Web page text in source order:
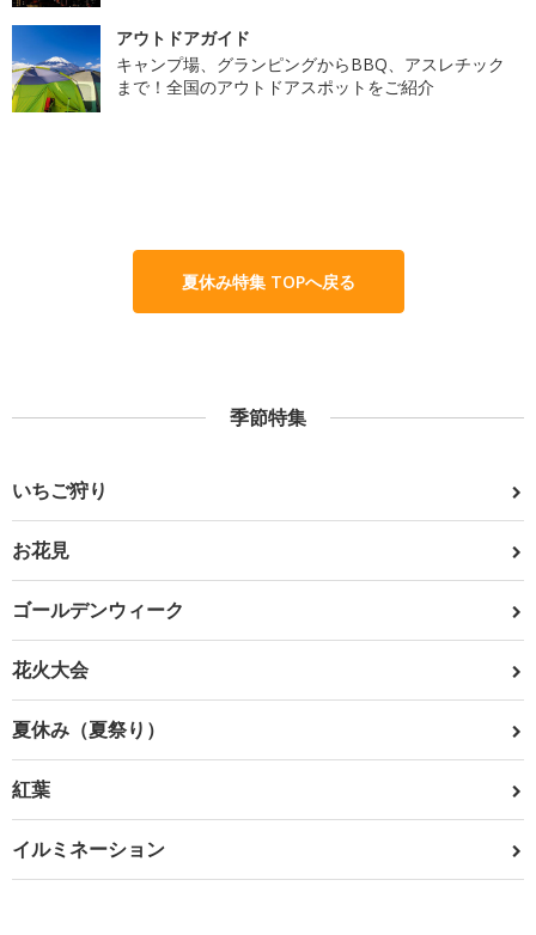
アウトドアガイド
キャンプ場、グランピングからBBQ、アスレチック
まで！全国のアウトドアスポットをご紹介
夏休み特集 TOPへ戻る
季節特集
いちご狩り
お花見
ゴールデンウィーク
花火大会
夏休み（夏祭り）
紅葉
イルミネーション